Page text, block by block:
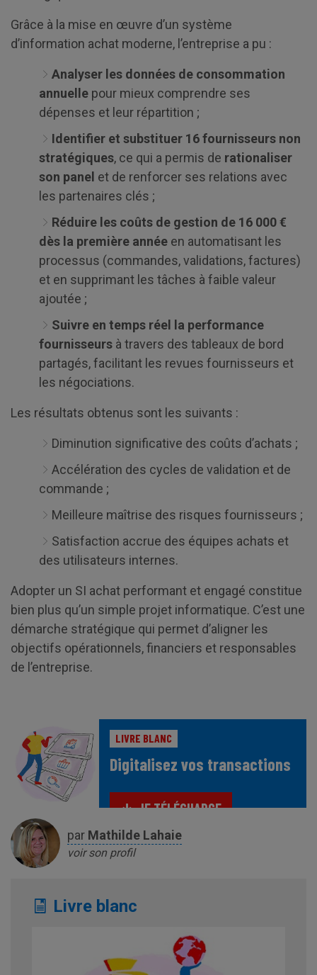
Grâce à la mise en œuvre d’un système
d’information achat moderne, l’entreprise a pu :
Analyser les données de consommation
annuelle pour mieux comprendre ses
dépenses et leur répartition ;
Identifier et substituer 16 fournisseurs non
stratégiques, ce qui a permis de rationaliser
son panel et de renforcer ses relations avec
les partenaires clés ;
Réduire les coûts de gestion de 16 000 €
dès la première année en automatisant les
processus (commandes, validations, factures)
et en supprimant les tâches à faible valeur
ajoutée ;
Suivre en temps réel la performance
fournisseurs à travers des tableaux de bord
partagés, facilitant les revues fournisseurs et
les négociations.
Les résultats obtenus sont les suivants :
Diminution significative des coûts d’achats ;
Accélération des cycles de validation et de
commande ;
Meilleure maîtrise des risques fournisseurs ;
Satisfaction accrue des équipes achats et
des utilisateurs internes.
Adopter un SI achat performant et engagé constitue
bien plus qu’un simple projet informatique. C’est une
démarche stratégique qui permet d’aligner les
objectifs opérationnels, financiers et responsables
de l’entreprise.
LIVRE BLANC
Digitalisez vos transactions
JE TÉLÉCHARGE
par Mathilde Lahaie
voir son profil
Livre blanc